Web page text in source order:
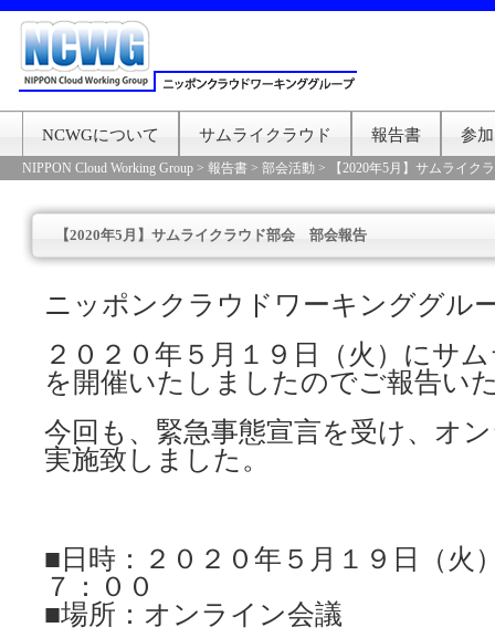
NCWGについて サムライクラウド 報告書 参
NIPPON Cloud Working Group > 報告書 > 部会活動 > 【2020年5月】サムライ
【2020年5月】サムライクラウド部会 部会報告
ニッポンクラウドワーキンググル
２０２０年５月１９日（火）にサ
を開催いたしましたのでご報告い
今回も、緊急事態宣言を受け、オ
実施致しました。
■日時：２０２０年５月１９日（火
７：００
■場所：オンライン会議